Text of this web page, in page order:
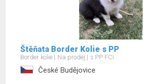
Štěňata Border Kolie s PP
Border kolie Na prodej s PP FCI
České Budějovice